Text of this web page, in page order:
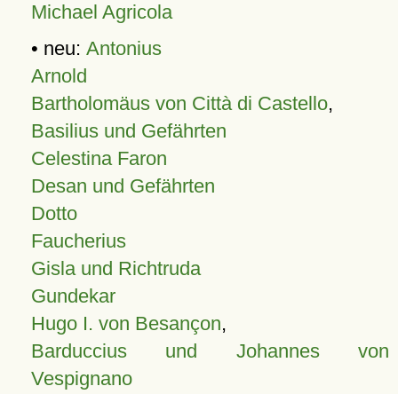
Michael Agricola
• neu: Antonius
Arnold
Bartholomäus von Città di Castello,
Basilius und Gefährten
Celestina Faron
Desan und Gefährten
Dotto
Faucherius
Gisla und Richtruda
Gundekar
Hugo I. von Besançon,
Barduccius und Johannes von
Vespignano